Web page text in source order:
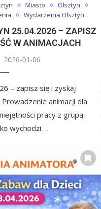
Miasto
Olsztyn
Wydarzenia Olsztyn
25.04.2026 – ZAPISZ
W ANIMACJACH
2026-01-06
– zapisz się i zyskaj
animacji dla
pracy z grupą.
wychodzi …